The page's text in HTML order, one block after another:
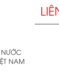
NAM